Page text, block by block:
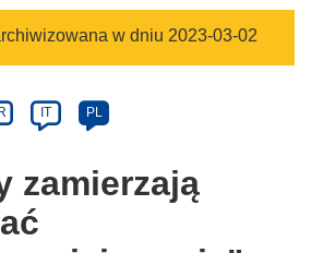
w dniu 2023-03-02
IT PL
zamierzają